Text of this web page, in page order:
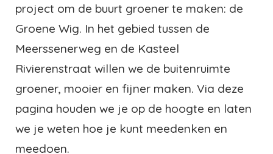
project om de buurt groener te maken: de
Groene Wig. In het gebied tussen de
Meerssenerweg en de Kasteel
Rivierenstraat willen we de buitenruimte
groener, mooier en fijner maken. Via deze
pagina houden we je op de hoogte en laten
we je weten hoe je kunt meedenken en
meedoen.